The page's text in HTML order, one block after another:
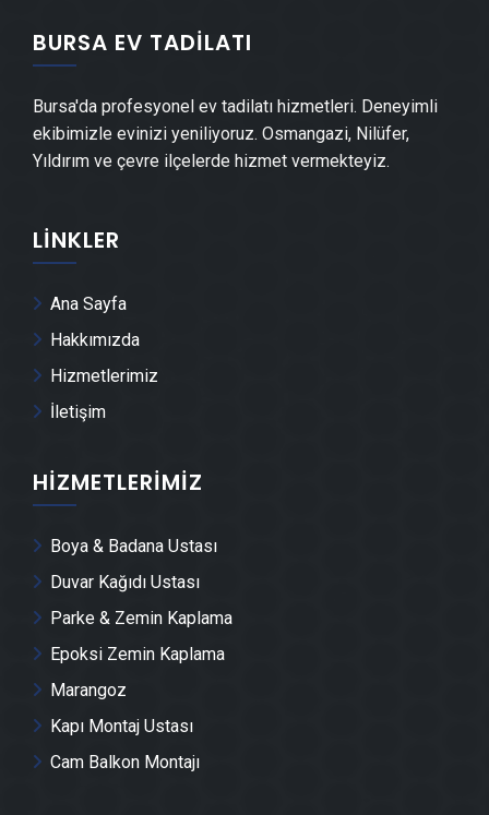
Keles Mermer & Doğal Taş
Keles Alçıpan Ustası
Keles Şap Ustası
Keles Alçı & Sıva Ustası
Keles Kepenk & Panjur Montajı
Keles Dolap & Mobilya İmalatı
Keles Demir Doğrama Ustası
Keles Duvar Panelleri̇ Montajı
Keles Dış Cephe Kaplama Ustası
Keles Havuz Yapımı
BURSA EV TADILATI
Bursa'da profesyonel ev tadilatı hizmetleri. Deneyimli
ekibimizle evinizi yeniliyoruz. Osmangazi, Nilüfer,
Yıldırım ve çevre ilçelerde hizmet vermekteyiz.
LINKLER
Ana Sayfa
Hakkımızda
Hizmetlerimiz
İletişim
HIZMETLERIMIZ
Boya & Badana Ustası
Duvar Kağıdı Ustası
Parke & Zemin Kaplama
Epoksi Zemin Kaplama
Marangoz
Kapı Montaj Ustası
Cam Balkon Montajı